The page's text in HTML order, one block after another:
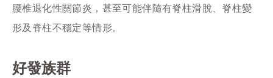
腰椎退化性關節炎，甚至可能伴隨有脊柱滑脫、脊柱變
形及脊柱不穩定等情形。
好發族群